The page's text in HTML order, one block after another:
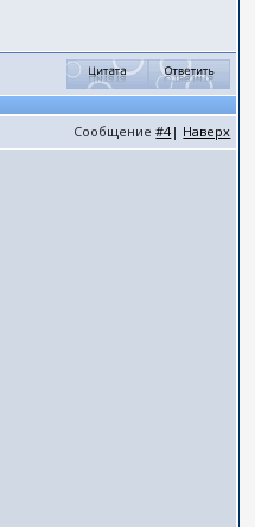
Сообщение#4| Наверх